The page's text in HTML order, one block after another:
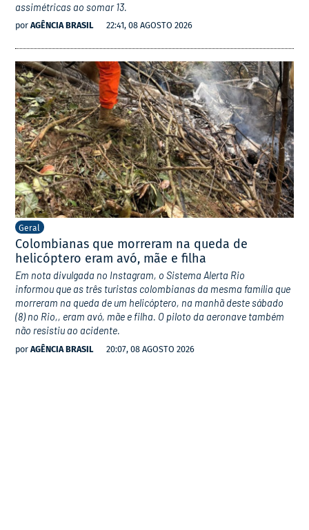
assimétricas ao somar 13.
por AGÊNCIA BRASIL 22:41, 08 AGOSTO 2026
Geral
Colombianas que morreram na queda de
helicóptero eram avó, mãe e filha
Em nota divulgada no Instagram, o Sistema Alerta Rio
informou que as três turistas colombianas da mesma família que
morreram na queda de um helicóptero, na manhã deste sábado
(8) no Rio,, eram avó, mãe e filha. O piloto da aeronave também
não resistiu ao acidente.
por AGÊNCIA BRASIL 20:07, 08 AGOSTO 2026